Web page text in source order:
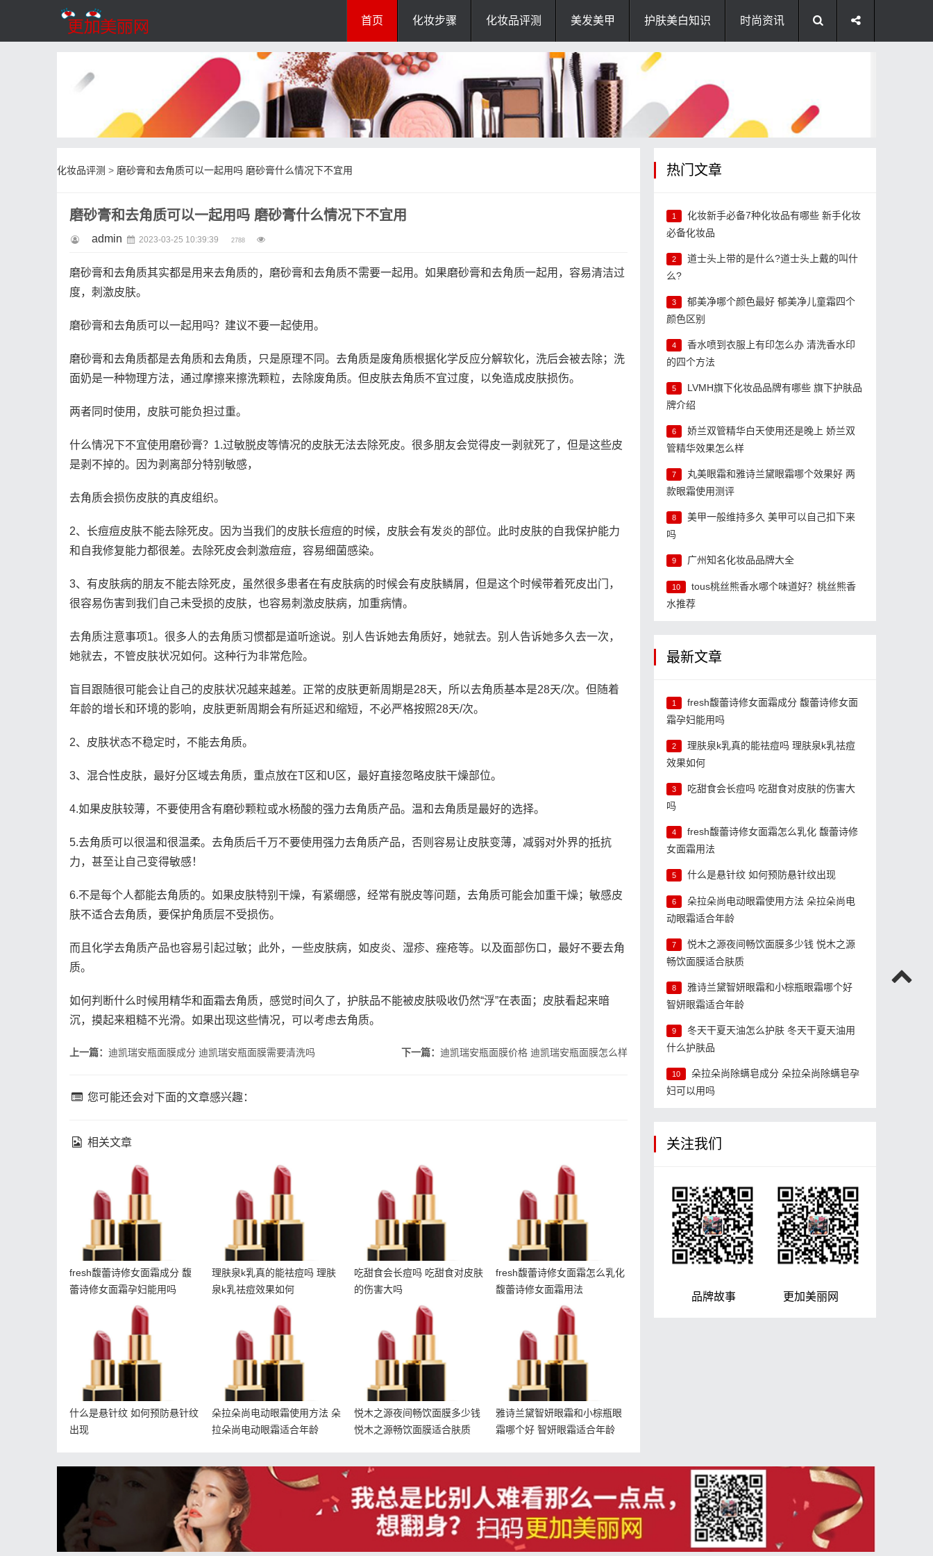
首页 化妆步骤 化妆品评测 美发美甲 护肤美白知识 时尚资讯
化妆品评测 > 磨砂膏和去角质可以一起用吗 磨砂膏什么情况下不宜用
磨砂膏和去角质可以一起用吗 磨砂膏什么情况下不宜用
admin 2023-03-25 10:39:39 2788
磨砂膏和去角质其实都是用来去角质的，磨砂膏和去角质不需要一起用。如果磨砂膏和去角质一起用，容易清洁过
度，刺激皮肤。
磨砂膏和去角质可以一起用吗？建议不要一起使用。
磨砂膏和去角质都是去角质和去角质，只是原理不同。去角质是废角质根据化学反应分解软化，洗后会被去除；洗
面奶是一种物理方法，通过摩擦来擦洗颗粒，去除废角质。但皮肤去角质不宜过度，以免造成皮肤损伤。
两者同时使用，皮肤可能负担过重。
什么情况下不宜使用磨砂膏？1.过敏脱皮等情况的皮肤无法去除死皮。很多朋友会觉得皮一剥就死了，但是这些皮
是剥不掉的。因为剥离部分特别敏感，
去角质会损伤皮肤的真皮组织。
2、长痘痘皮肤不能去除死皮。因为当我们的皮肤长痘痘的时候，皮肤会有发炎的部位。此时皮肤的自我保护能力
和自我修复能力都很差。去除死皮会刺激痘痘，容易细菌感染。
3、有皮肤病的朋友不能去除死皮，虽然很多患者在有皮肤病的时候会有皮肤鳞屑，但是这个时候带着死皮出门，
很容易伤害到我们自己未受损的皮肤，也容易刺激皮肤病，加重病情。
去角质注意事项1。很多人的去角质习惯都是道听途说。别人告诉她去角质好，她就去。别人告诉她多久去一次，
她就去，不管皮肤状况如何。这种行为非常危险。
盲目跟随很可能会让自己的皮肤状况越来越差。正常的皮肤更新周期是28天，所以去角质基本是28天/次。但随着
年龄的增长和环境的影响，皮肤更新周期会有所延迟和缩短，不必严格按照28天/次。
2、皮肤状态不稳定时，不能去角质。
3、混合性皮肤，最好分区域去角质，重点放在T区和U区，最好直接忽略皮肤干燥部位。
4.如果皮肤较薄，不要使用含有磨砂颗粒或水杨酸的强力去角质产品。温和去角质是最好的选择。
5.去角质可以很温和很温柔。去角质后千万不要使用强力去角质产品，否则容易让皮肤变薄，减弱对外界的抵抗
力，甚至让自己变得敏感！
6.不是每个人都能去角质的。如果皮肤特别干燥，有紧绷感，经常有脱皮等问题，去角质可能会加重干燥；敏感皮
肤不适合去角质，要保护角质层不受损伤。
而且化学去角质产品也容易引起过敏；此外，一些皮肤病，如皮炎、湿疹、痤疮等。以及面部伤口，最好不要去角
质。
如何判断什么时候用精华和面霜去角质，感觉时间久了，护肤品不能被皮肤吸收仍然“浮”在表面；皮肤看起来暗
沉，摸起来粗糙不光滑。如果出现这些情况，可以考虑去角质。
上一篇： 迪凯瑞安瓶面膜成分 迪凯瑞安瓶面膜需要清洗吗 下一篇： 迪凯瑞安瓶面膜价格 迪凯瑞安瓶面膜怎么样
您可能还会对下面的文章感兴趣：
相关文章
fresh馥蕾诗修女面霜成分
fresh馥蕾诗修女面霜成分 馥
蕾诗修女面霜孕妇能用吗
理肤泉k乳真的能祛痘吗 理
理肤泉k乳真的能祛痘吗 理肤
泉k乳祛痘效果如何
吃甜食会长痘吗 吃甜食对
吃甜食会长痘吗 吃甜食对皮肤
的伤害大吗
fresh馥蕾诗修女面霜怎么
fresh馥蕾诗修女面霜怎么乳化
馥蕾诗修女面霜用法
什么是悬针纹 如何预防悬
什么是悬针纹 如何预防悬针纹
出现
朵拉朵尚电动眼霜使用方
朵拉朵尚电动眼霜使用方法 朵
拉朵尚电动眼霜适合年龄
悦木之源夜间畅饮面膜多
合肤质
悦木之源夜间畅饮面膜多少钱
悦木之源畅饮面膜适合肤质
雅诗兰黛智妍眼霜和小棕
合年龄
雅诗兰黛智妍眼霜和小棕瓶眼
霜哪个好 智妍眼霜适合年龄
热门文章
1
化妆新手必备7种化妆品有哪些 新手化妆
必备化妆品
2
道士头上带的是什么?道士头上戴的叫什
么?
3
郁美净哪个颜色最好 郁美净儿童霜四个
颜色区别
4
香水喷到衣服上有印怎么办 清洗香水印
的四个方法
5
LVMH旗下化妆品品牌有哪些 旗下护肤品
牌介绍
6
娇兰双管精华白天使用还是晚上 娇兰双
管精华效果怎么样
7
丸美眼霜和雅诗兰黛眼霜哪个效果好 两
款眼霜使用测评
8
美甲一般维持多久 美甲可以自己扣下来
吗
9 广州知名化妆品品牌大全
10
tous桃丝熊香水哪个味道好？桃丝熊香
水推荐
最新文章
1
fresh馥蕾诗修女面霜成分 馥蕾诗修女面
霜孕妇能用吗
2
理肤泉k乳真的能祛痘吗 理肤泉k乳祛痘
效果如何
3
吃甜食会长痘吗 吃甜食对皮肤的伤害大
吗
4
fresh馥蕾诗修女面霜怎么乳化 馥蕾诗修
女面霜用法
5 什么是悬针纹 如何预防悬针纹出现
6
朵拉朵尚电动眼霜使用方法 朵拉朵尚电
动眼霜适合年龄
7
悦木之源夜间畅饮面膜多少钱 悦木之源
畅饮面膜适合肤质
8
雅诗兰黛智妍眼霜和小棕瓶眼霜哪个好
智妍眼霜适合年龄
9
冬天干夏天油怎么护肤 冬天干夏天油用
什么护肤品
10
朵拉朵尚除螨皂成分 朵拉朵尚除螨皂孕
妇可以用吗
关注我们
品牌故事 更加美丽网